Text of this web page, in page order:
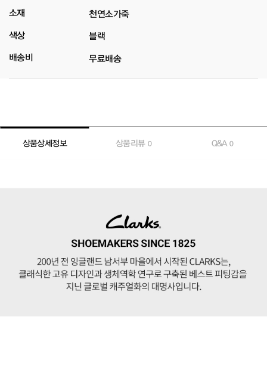
소재 천연소가죽
색상 블랙
배송비 무료배송
상품상세정보 상품리뷰 0 Q&A0